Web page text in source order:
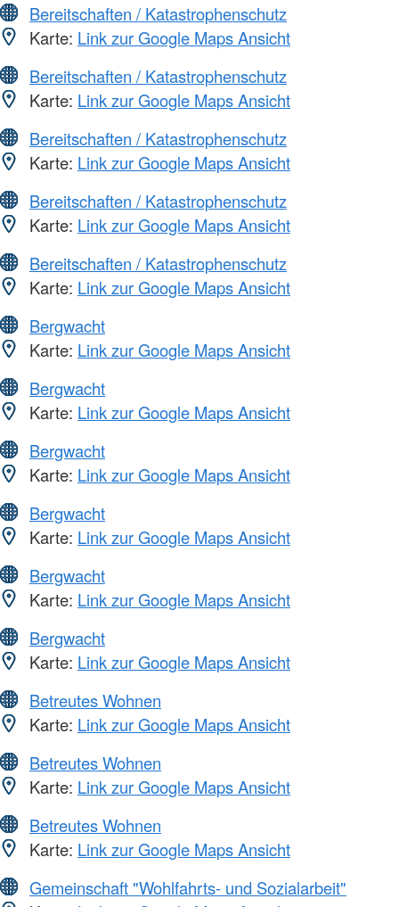
Bereitschaften / Katastrophenschutz
Karte: Link zur Google Maps Ansicht
Bereitschaften / Katastrophenschutz
Karte: Link zur Google Maps Ansicht
Bereitschaften / Katastrophenschutz
Karte: Link zur Google Maps Ansicht
Bereitschaften / Katastrophenschutz
Karte: Link zur Google Maps Ansicht
Bereitschaften / Katastrophenschutz
Karte: Link zur Google Maps Ansicht
Bergwacht
Karte: Link zur Google Maps Ansicht
Bergwacht
Karte: Link zur Google Maps Ansicht
Bergwacht
Karte: Link zur Google Maps Ansicht
Bergwacht
Karte: Link zur Google Maps Ansicht
Bergwacht
Karte: Link zur Google Maps Ansicht
Bergwacht
Karte: Link zur Google Maps Ansicht
Betreutes Wohnen
Karte: Link zur Google Maps Ansicht
Betreutes Wohnen
Karte: Link zur Google Maps Ansicht
Betreutes Wohnen
Karte: Link zur Google Maps Ansicht
Gemeinschaft "Wohlfahrts- und Sozialarbeit"